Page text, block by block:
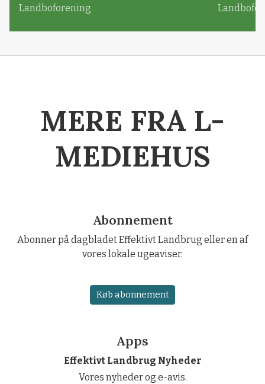
Landboforening
MERE FRA L-
MEDIEHUS
Abonnement
Abonner på dagbladet Effektivt Landbrug eller en af
vores lokale ugeaviser.
Køb abonnement
Apps
Effektivt Landbrug Nyheder
Vores nyheder og e-avis.